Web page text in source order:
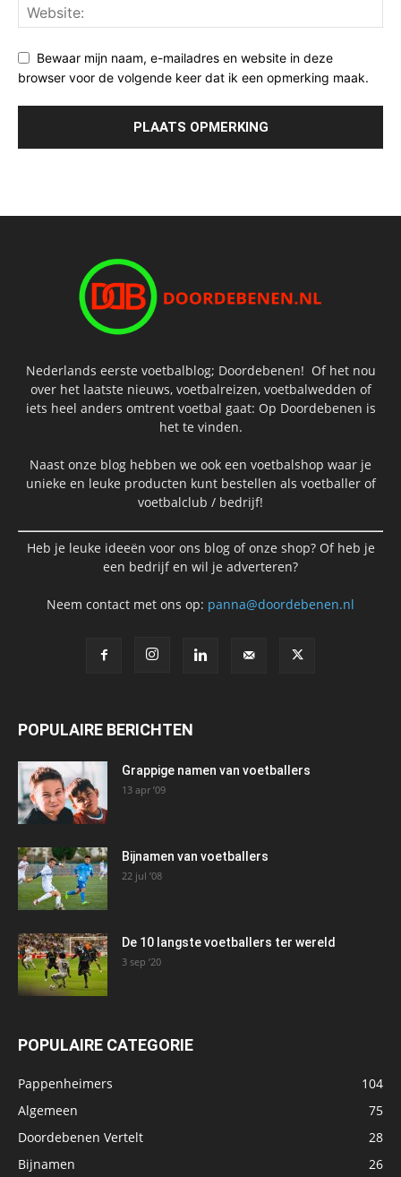
Bewaar mijn naam, e-mailadres en website in deze
browser voor de volgende keer dat ik een opmerking maak.
Nederlands eerste voetbalblog; Doordebenen! Of het nou
over het laatste nieuws, voetbalreizen, voetbalwedden of
iets heel anders omtrent voetbal gaat: Op Doordebenen is
het te vinden.
Naast onze blog hebben we ook een voetbalshop waar je
unieke en leuke producten kunt bestellen als voetballer of
voetbalclub / bedrijf!
Heb je leuke ideeën voor ons blog of onze shop? Of heb je
een bedrijf en wil je adverteren?
Neem contact met ons op: panna@doordebenen.nl
POPULAIRE BERICHTEN
Grappige namen van voetballers
13 apr ’09
Bijnamen van voetballers
22 jul ’08
De 10 langste voetballers ter wereld
3 sep ’20
POPULAIRE CATEGORIE
Pappenheimers
104
Algemeen
75
Doordebenen Vertelt
28
Bijnamen
26